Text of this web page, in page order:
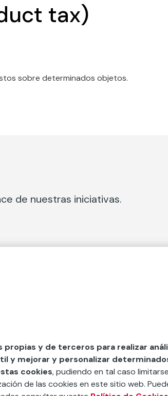
tax)
sobre determinados objetos.
de nuestras iniciativas.
y ayudas
propias y de terceros para realizar
y mejorar y personalizar
cookies, pudiendo en tal caso
de las cookies en este sitio web.